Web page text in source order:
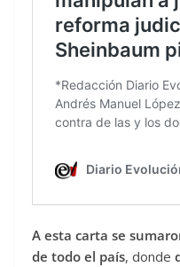
A esta carta se
de todo el país, donde